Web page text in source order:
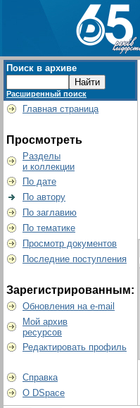
Поиск в архиве
Расширенный поиск
Главная страница
Просмотреть
Разделы
и коллекции
По дате
По автору
По заглавию
По тематике
Просмотр документов
Последние поступления
Зарегистрированным:
Обновления на e-mail
Мой архив
ресурсов
Редактировать профиль
Справка
О DSpace